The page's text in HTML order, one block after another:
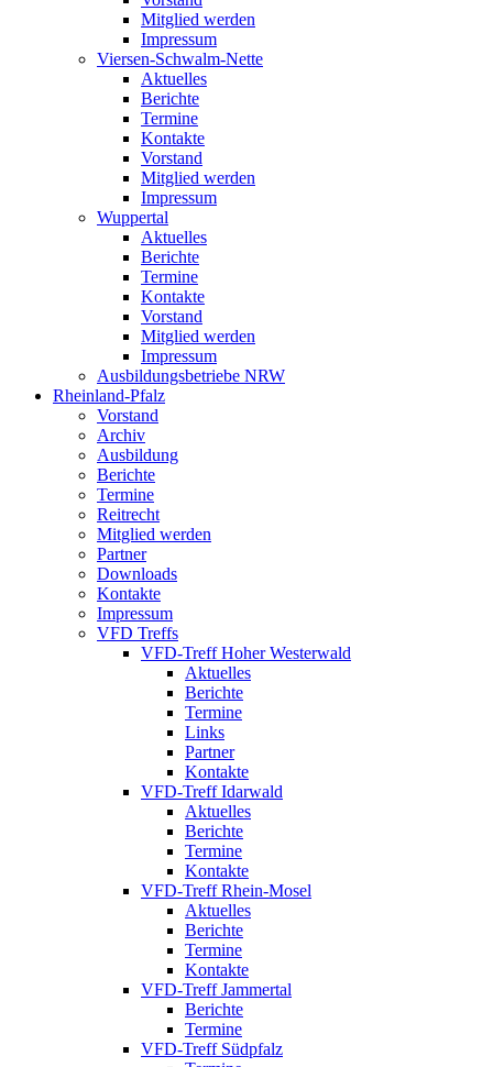
Mitglied werden
Impressum
Viersen-Schwalm-Nette
Aktuelles
Berichte
Termine
Kontakte
Vorstand
Mitglied werden
Impressum
Wuppertal
Aktuelles
Berichte
Termine
Kontakte
Vorstand
Mitglied werden
Impressum
Ausbildungsbetriebe NRW
Rheinland-Pfalz
Vorstand
Archiv
Ausbildung
Berichte
Termine
Reitrecht
Mitglied werden
Partner
Downloads
Kontakte
Impressum
VFD Treffs
VFD-Treff Hoher Westerwald
Aktuelles
Berichte
Termine
Links
Partner
Kontakte
VFD-Treff Idarwald
Aktuelles
Berichte
Termine
Kontakte
VFD-Treff Rhein-Mosel
Aktuelles
Berichte
Termine
Kontakte
VFD-Treff Jammertal
Berichte
Termine
VFD-Treff Südpfalz